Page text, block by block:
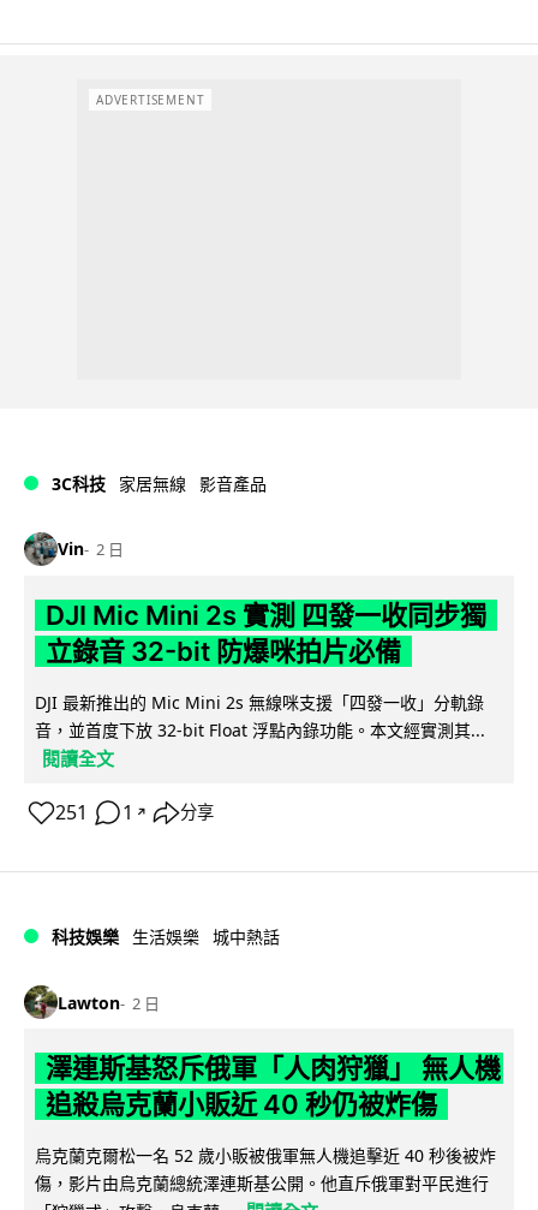
ADVERTISEMENT
3C科技 家居無線 影音產品
Vin 2 日
DJI Mic Mini 2s 實測 四發一收同步獨
立錄音 32-bit 防爆咪拍片必備
DJI 最新推出的 Mic Mini 2s 無線咪支援「四發一收」分軌錄
音，並首度下放 32-bit Float 浮點內錄功能。本文經實測其...
閱讀全文
251 1 ↗ 分享
科技娛樂 生活娛樂 城中熱話
Lawton 2 日
澤連斯基怒斥俄軍「人肉狩獵」 無人機
追殺烏克蘭小販近 40 秒仍被炸傷
烏克蘭克爾松一名 52 歲小販被俄軍無人機追擊近 40 秒後被炸
傷，影片由烏克蘭總統澤連斯基公開。他直斥俄軍對平民進行